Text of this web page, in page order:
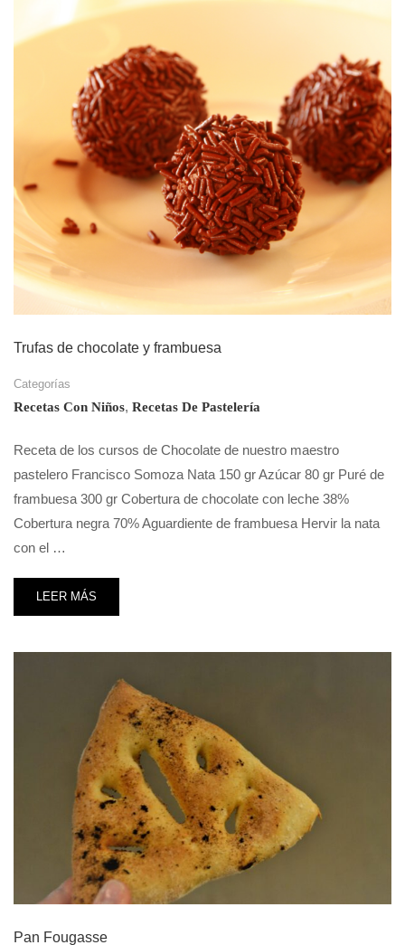
Trufas de chocolate y frambuesa
Categorías
Recetas Con Niños, Recetas De Pastelería
Receta de los cursos de Chocolate de nuestro maestro
pastelero Francisco Somoza Nata 150 gr Azúcar 80 gr Puré de
frambuesa 300 gr Cobertura de chocolate con leche 38%
Cobertura negra 70% Aguardiente de frambuesa Hervir la nata
con el …
LEER MÁS
Pan Fougasse